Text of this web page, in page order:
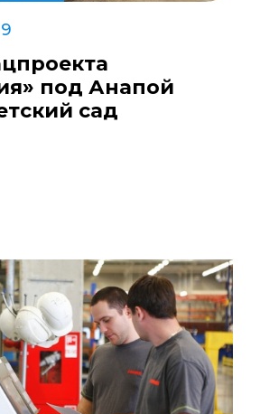
под Анапой
сад